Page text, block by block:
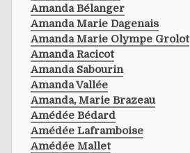
Amanda Bélanger
Amanda Marie Dagenais
Amanda Marie Olympe Grolot
Amanda Racicot
Amanda Sabourin
Amanda Vallée
Amanda, Marie Brazeau
Amédée Bédard
Amédée Laframboise
Amédée Mallet